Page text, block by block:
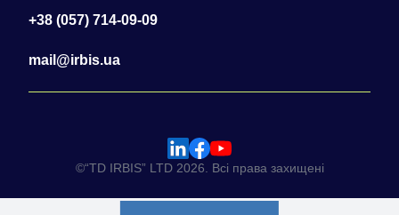
+38 (057) 714-09-09
mail@irbis.ua
©“TD IRBIS” LTD 2026. Всі права захищені